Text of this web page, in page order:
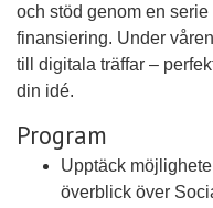
och stöd genom en
finansiering. Under
till digitala träffar –
din idé.
Program
Upptäck
överblick över